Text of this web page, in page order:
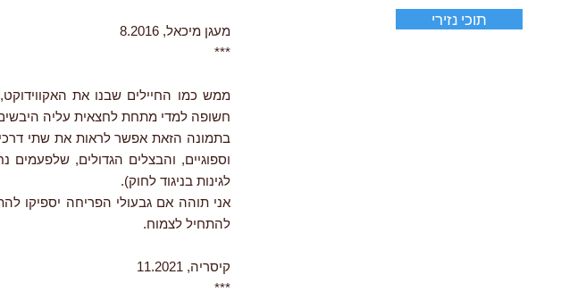
מעגן מיכאל, 8.2016
***
חשופה למדי מתחת לחצאית עליה
בתמונה הזאת אפשר לראות את שתי
וספוגיים, והבצלים הגדולים, שלפעמים
לגינות בניגוד לחוק).
אני תוהה אם גבעולי הפריחה יספיקו
להתחיל לצמוח.
קיסריה, 11.2021
***
תוכי נזירי